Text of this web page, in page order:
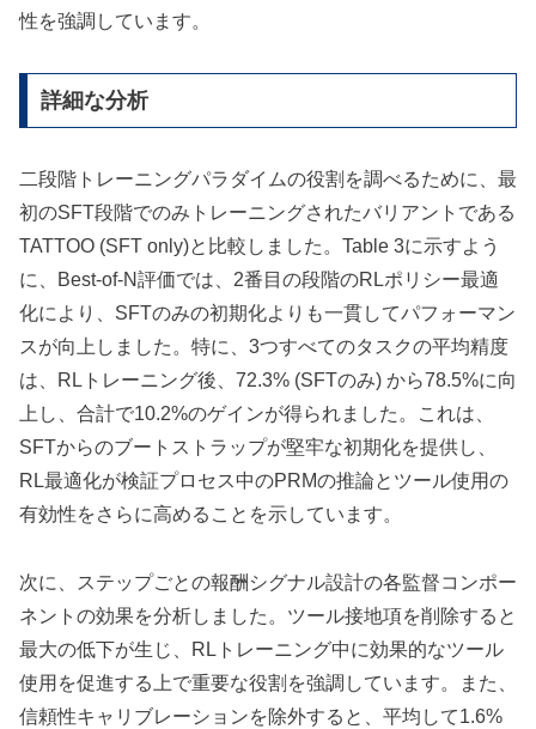
性を強調しています。
詳細な分析
二段階トレーニングパラダイムの役割を調べるために、最
初のSFT段階でのみトレーニングされたバリアントである
TATTOO (SFT only)と比較しました。Table 3に示すよう
に、Best-of-N評価では、2番目の段階のRLポリシー最適
化により、SFTのみの初期化よりも一貫してパフォーマン
スが向上しました。特に、3つすべてのタスクの平均精度
は、RLトレーニング後、72.3% (SFTのみ) から78.5%に向
上し、合計で10.2%のゲインが得られました。これは、
SFTからのブートストラップが堅牢な初期化を提供し、
RL最適化が検証プロセス中のPRMの推論とツール使用の
有効性をさらに高めることを示しています。
次に、ステップごとの報酬シグナル設計の各監督コンポー
ネントの効果を分析しました。ツール接地項を削除すると
最大の低下が生じ、RLトレーニング中に効果的なツール
使用を促進する上で重要な役割を強調しています。また、
信頼性キャリブレーションを除外すると、平均して1.6%